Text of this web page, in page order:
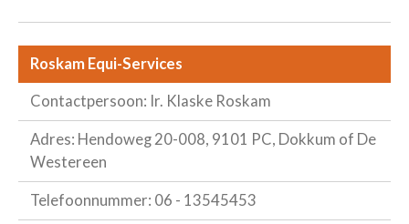
Roskam Equi-Services
Contactpersoon: Ir. Klaske Roskam
Adres: Hendoweg 20-008, 9101 PC, Dokkum of De
Westereen
Telefoonnummer: 06 - 13545453